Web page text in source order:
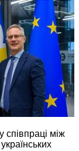
співпраці між